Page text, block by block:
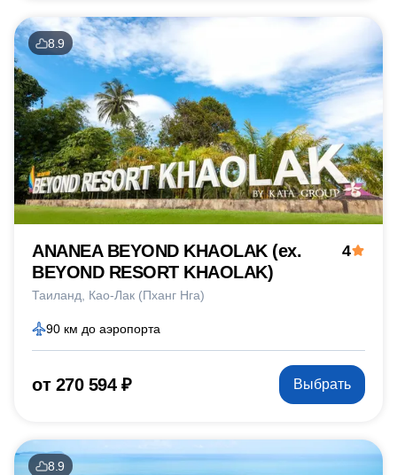
8.9
ANANEA BEYOND KHAOLAK (ex.
BEYOND RESORT KHAOLAK)
Таиланд Као-Лак (Пханг Нга)
4
90 км до аэропорта
от 270 594 ₽ Выбрать
8.9